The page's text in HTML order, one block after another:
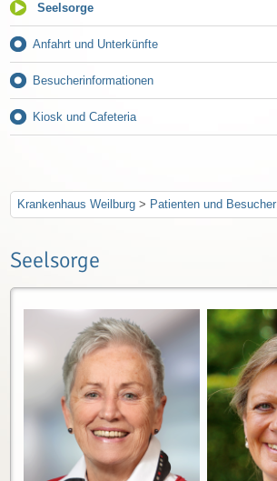
Seelsorge
Anfahrt und Unterkünfte
Besucherinformationen
Kiosk und Cafeteria
Krankenhaus Weilburg > Patienten und Besucher
Seelsorge